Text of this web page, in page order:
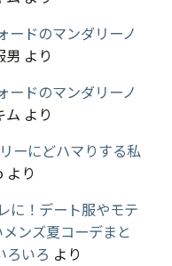
ードのマンダリーノ
男 より
ードのマンダリーノ
ム より
ーにどハマりする私
より
に！デート服やモテ
ンズ夏コーデまと
いろ より